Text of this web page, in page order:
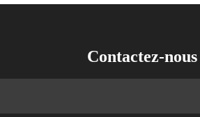
Contactez-nous